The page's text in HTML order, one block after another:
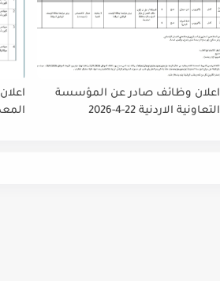
اعلان وظائف صادر عن المؤسسة
التعاونية الاردنية 22-4-2026